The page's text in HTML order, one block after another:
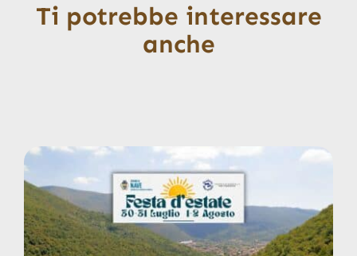
Ti potrebbe interessare
anche